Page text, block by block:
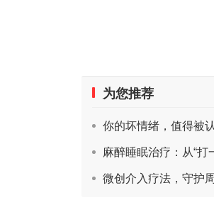
为您推荐
你的坏情绪，值得被
麻醉睡眠治疗：从“打
微创介入疗法，守护